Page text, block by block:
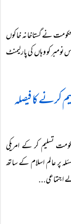
حکومت نے گستاخانہ خاکوں
کو وہاں کی پارلیمنٹ
کرنے کا فیصلہ
تسلیم کر کے امریکی
پر عالم اسلام کے ساتھ
اجتماعی...